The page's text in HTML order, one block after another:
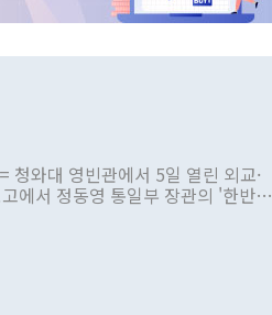
와대 영빈관에서 5일 열린 외교·
에서 정동영 통일부 장관의 '한반도
사안을 정책으로 추진하겠다고 공
라는 비판을 내놨다. 그동안 정 장